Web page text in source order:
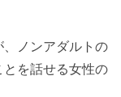
ノンアダルトの
を話せる女性の